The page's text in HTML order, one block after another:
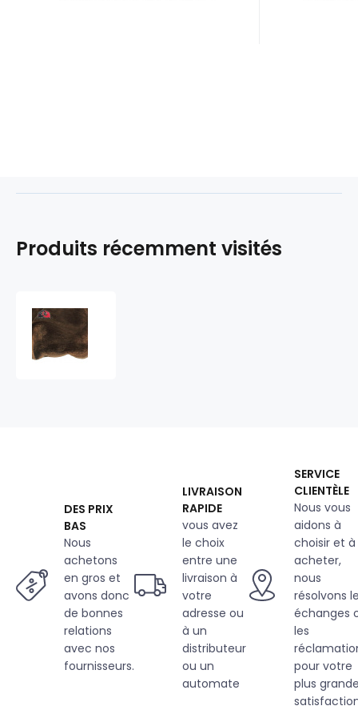
Produits récemment visités
fonce
DES PRIX
BAS
Nous
achetons
en gros et
avons donc
de bonnes
relations
avec nos
fournisseurs.
LIVRAISON
RAPIDE
vous avez
le choix
entre une
livraison à
votre
adresse ou
à un
distributeur
ou un
automate
SERVICE
CLIENTÈLE
Nous vous
aidons à
choisir et à
acheter,
nous
résolvons
échanges
les
pour votre
plus